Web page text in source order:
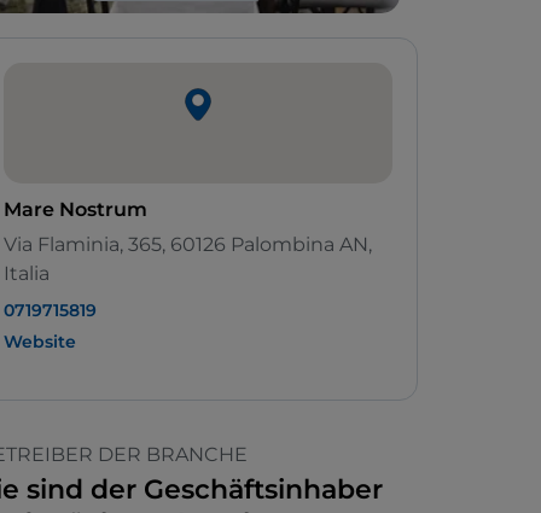
Mare Nostrum
Via Flaminia, 365, 60126 Palombina AN,
Italia
0719715819
Website
DER BRANCHE
sind der Geschäftsinhaber